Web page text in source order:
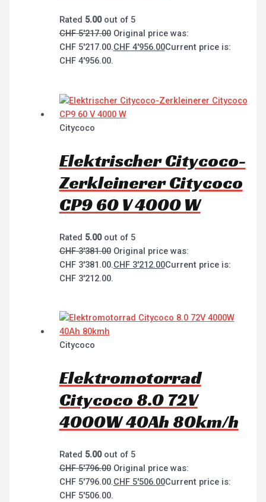
Rated 5.00out of 5
CHF5'217.00 Original price was:
CHF 5'217.00.CHF4'956.00Current price is:
CHF 4'956.00.
Citycoco
Elektrischer Citycoco-
Zerkleinerer Citycoco
CP9 60 V 4000 W
Rated 5.00out of 5
CHF3'381.00 Original price was:
CHF 3'381.00.CHF3'212.00Current price is:
CHF 3'212.00.
Citycoco
Elektromotorrad
Citycoco 8.0 72V
4000W 40Ah 80km/h
Rated 5.00out of 5
CHF5'796.00 Original price was:
CHF 5'796.00.CHF5'506.00Current price is:
CHF 5'506.00.